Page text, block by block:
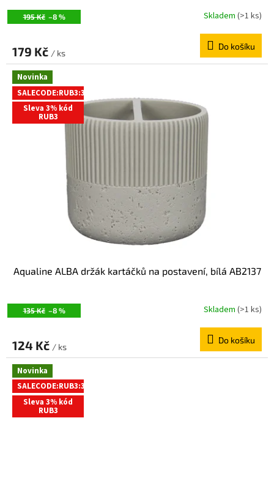
195 Kč –8 % Skladem (>1 ks)
179 Kč / ks
Do košíku
Novinka
SALECODE:RUB3:3:%
Sleva 3% kód
RUB3
135 Kč –8 %
Aqualine ALBA držák kartáčků na postavení, bílá AB2137
Skladem (>1 ks)
124 Kč / ks
Do košíku
Novinka
SALECODE:RUB3:3:%
Sleva 3% kód
RUB3